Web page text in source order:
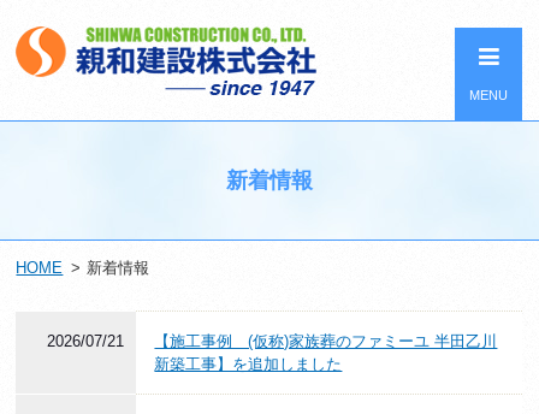
MENU
新着情報
HOME 新着情報
2026/07/21
【施工事例 (仮称)家族葬のファミーユ 半田乙川
新築工事】を追加しました